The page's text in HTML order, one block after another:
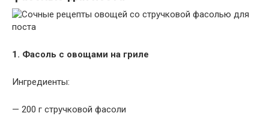
1. Фасоль с овощами на гриле
Ингредиенты:
— 200 г стручковой фасоли